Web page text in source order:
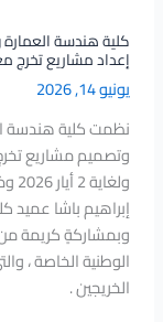
كلية هندسة
إعداد مشاريع تخرج
يونيو 14, 2026
نظمت كلية هندسة
إبراهيم باشا عميد
وبمشاركةٍ كريمة من
الوطنية الخاصة ،
الخريجين .
مشاريع
تخرج
معمارية
مميزة